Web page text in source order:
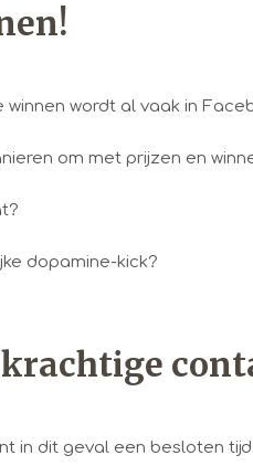
winnen wordt al vaak in
om met prijzen en
dopamine-kick?
in dit geval een besloten